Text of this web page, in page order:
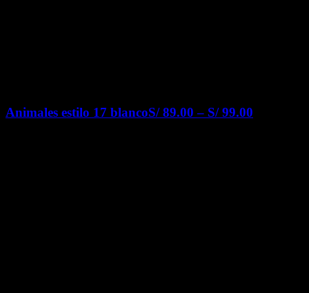
Animales estilo 17 blancoS/89.00 – S/99.00